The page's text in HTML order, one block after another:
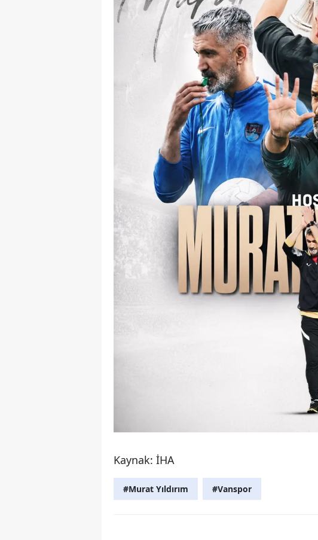
Kaynak: İHA
#Murat Yıldırım #Vanspor